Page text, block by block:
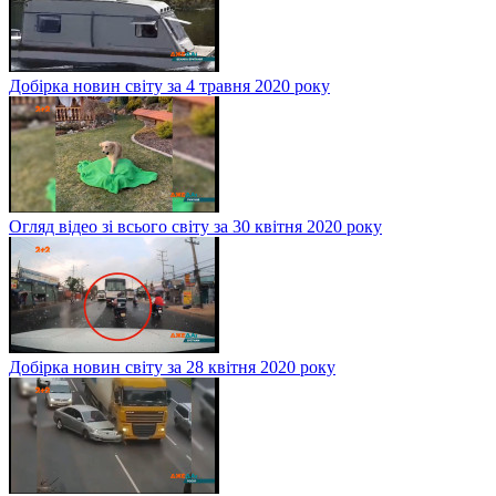
Добірка новин світу за 4 травня 2020 року
Огляд відео зі всього світу за 30 квітня 2020 року
Добірка новин світу за 28 квітня 2020 року